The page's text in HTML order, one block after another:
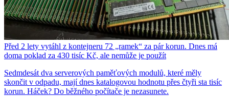
Před 2 lety vytáhl z kontejneru 72 „ramek“ za pár korun. Dnes má
doma poklad za 430 tisíc Kč, ale nemůže je použít
Sedmdesát dva serverových paměťových modulů, které měly
skončit v odpadu, mají dnes katalogovou hodnotu přes čtyři sta tisíc
korun. Háček? Do běžného počítače je nezasunete.